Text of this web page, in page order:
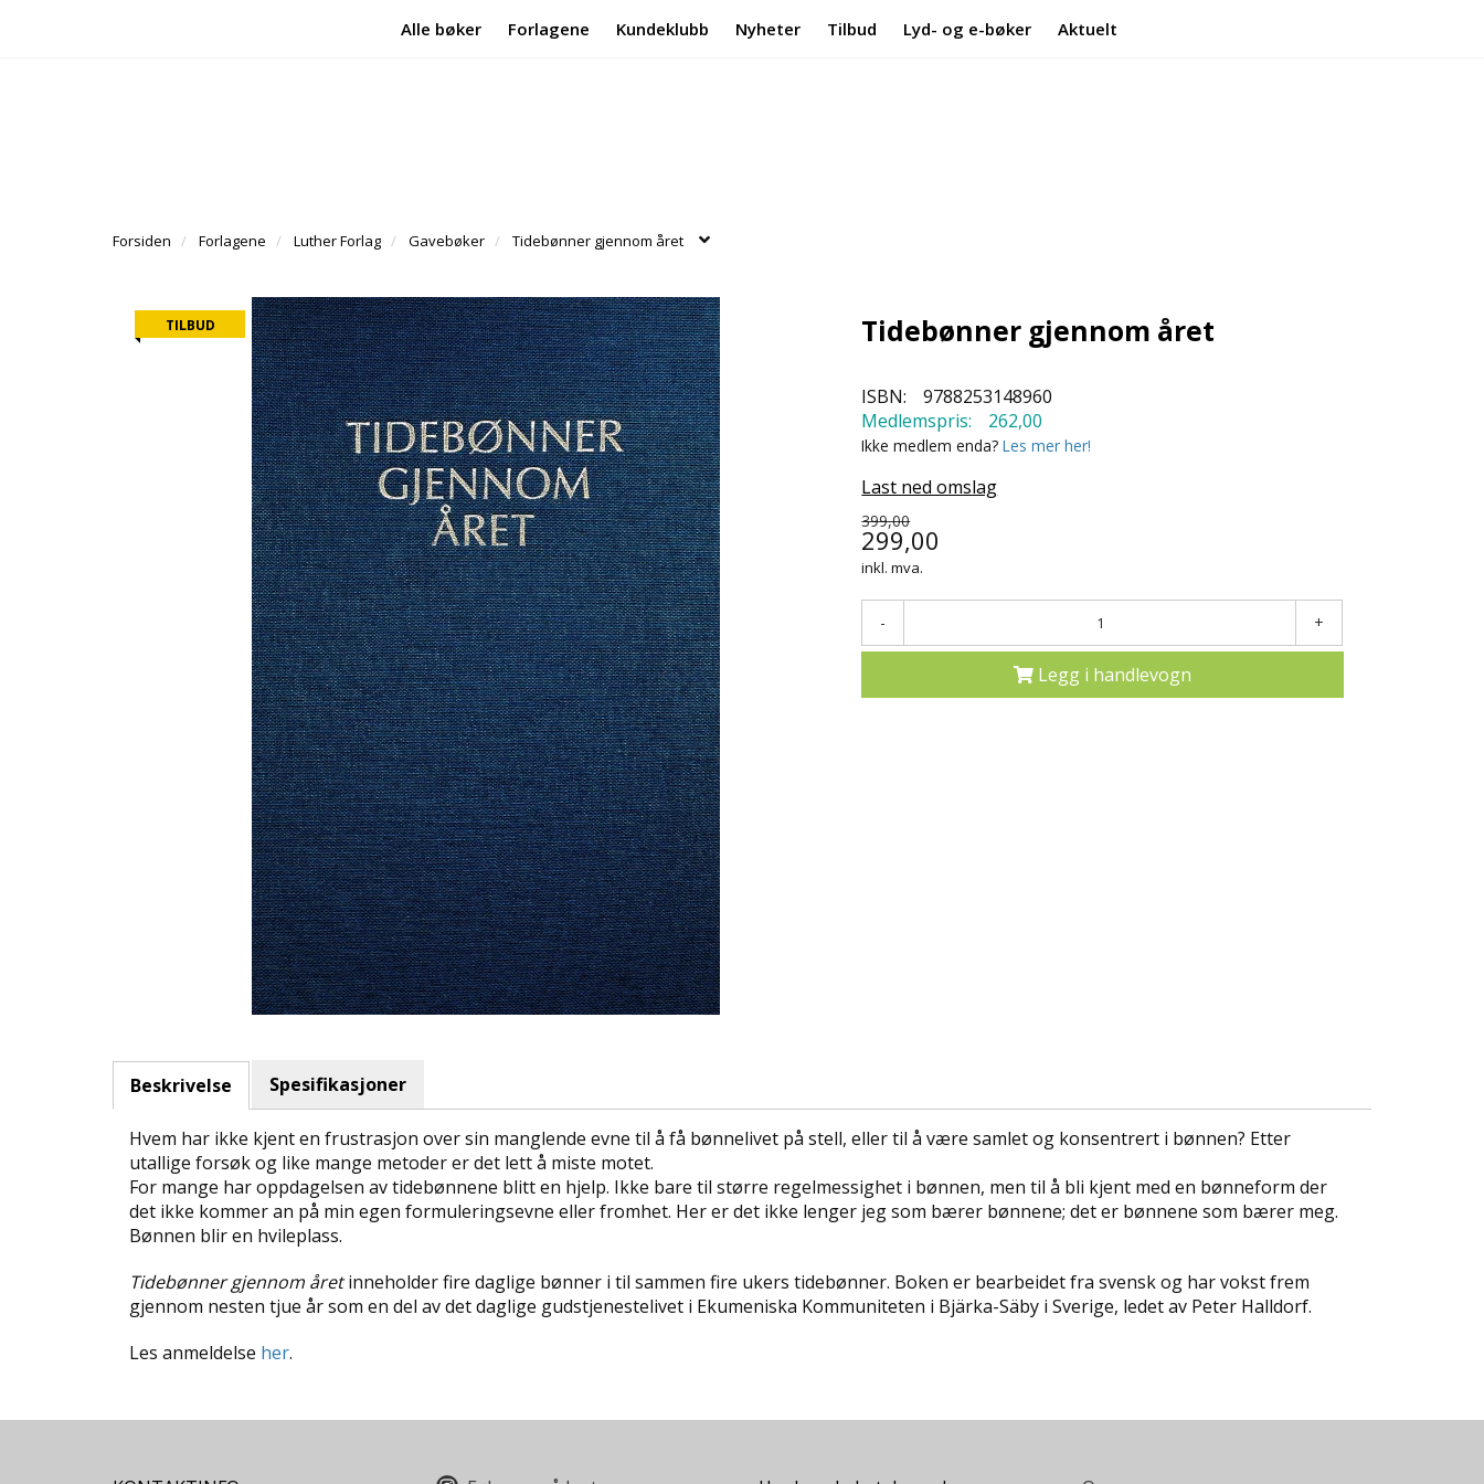
Alle bøker Forlagene Kundeklubb Nyheter Tilbud Lyd- og e-bøker Aktuelt
Forsiden Forlagene Luther Forlag Gavebøker Tidebønner gjennom året
TILBUD Tidebønner gjennom året
ISBN:
9788253148960
Medlemspris:
262,00
Ikke medlem enda?Les mer her!
Last ned omslag
399,00
299,00
inkl. mva.
- +
Legg i handlevogn
Beskrivelse Spesifikasjoner
Hvem har ikke kjent en frustrasjon over sin manglende evne til å få bønnelivet på stell, eller til å være samlet og konsentrert i bønnen? Etter
utallige forsøk og like mange metoder er det lett å miste motet.
For mange har oppdagelsen av tidebønnene blitt en hjelp. Ikke bare til større regelmessighet i bønnen, men til å bli kjent med en bønneform der
det ikke kommer an på min egen formuleringsevne eller fromhet. Her er det ikke lenger jeg som bærer bønnene; det er bønnene som bærer meg.
Bønnen blir en hvileplass.
Tidebønner gjennom åretinneholder fire daglige bønner i til sammen fire ukers tidebønner. Boken er bearbeidet fra svensk og har vokst frem
gjennom nesten tjue år som en del av det daglige gudstjenestelivet i Ekumeniska Kommuniteten i Bjärka-Säby i Sverige, ledet av Peter Halldorf.
Les anmeldelse her.